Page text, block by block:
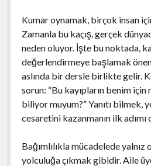
Kumar oynamak, birçok insan
Zamanla bu kaçış, gerçek
neden oluyor. İşte bu noktada,
değerlendirmeye başlamak
aslında bir dersle birlikte gelir.
sorun: “Bu kayıpların benim
biliyor muyum?” Yanıtı bilmek,
cesaretini kazanmanın ilk adımı
Bağımlılıkla mücadelede
yolculuğa çıkmak gibidir. Aile